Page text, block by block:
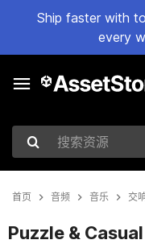
Ship faster with
every
搜索资源
首页 音频 音乐 交
Puzzle &